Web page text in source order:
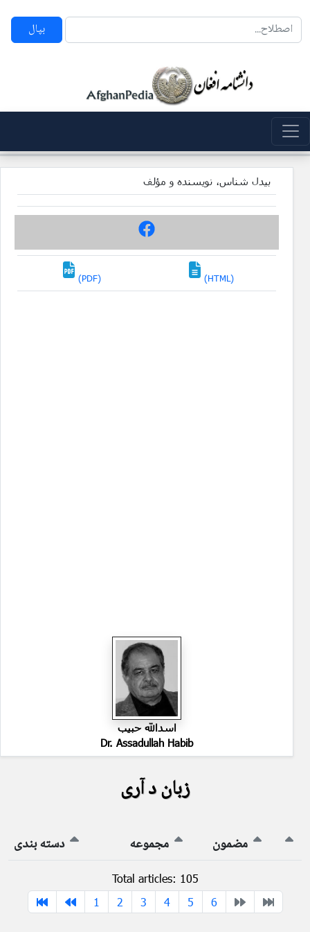
بپال
بیدل شناس، نویسنده و مؤلف
(PDF) (HTML)
اسدالله حبیب
Dr. Assadullah Habib
زبان د آری
مضمون مجموعه دسته بندی
Total articles: 105
1
2 3 4 5 6